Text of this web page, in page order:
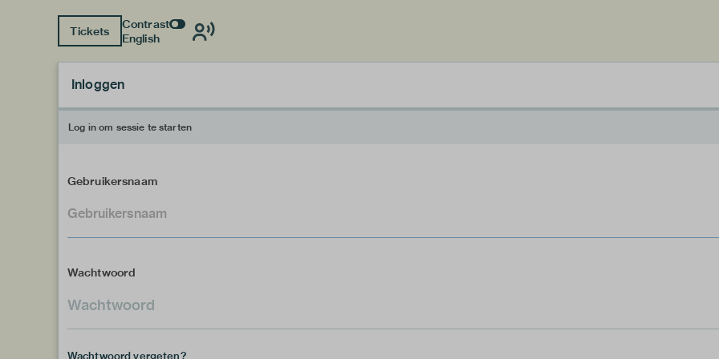
Tickets
Contrast
English
Inloggen
Log in om sessie te starten
Gebruikersnaam
Wachtwoord
Wachtwoord vergeten?